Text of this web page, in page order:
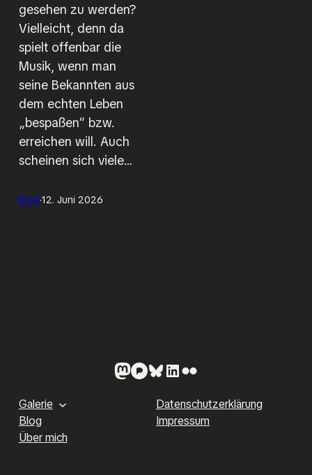
gesehen zu werden?
Vielleicht, denn da
spielt offenbar die
Musik, wenn man
seine Bekannten aus
dem echten Leben
„bespaßen“ bzw.
erreichen will. Auch
scheinen sich viele…
Blog·12. Juni 2026
Mastodon Pixelfed Bluesky LinkedIn Flickr
Galerie
Blog
Über mich
Datenschutzerklärung
Impressum